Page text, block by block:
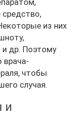
средство,
из них
и др. Поэтому
врача-
чтобы
случая.
и